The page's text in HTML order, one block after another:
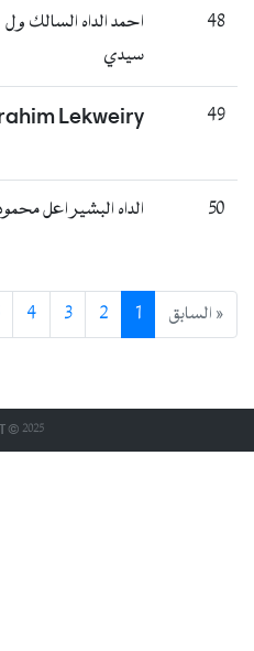
احمد الداه السالك ول
سيدي
Ibrahim Lekweiry
الداه البشير اعل محمود
السابق 1
2
3
4
5
DGTT © 2025